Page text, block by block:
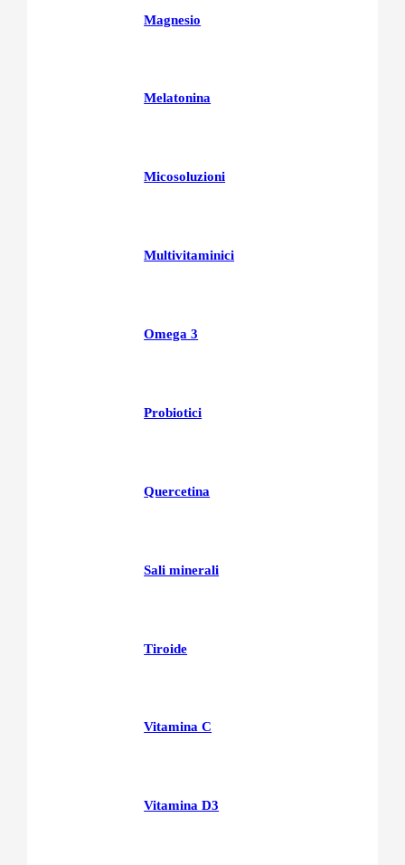
Magnesio
Melatonina
Micosoluzioni
Multivitaminici
Omega 3
Probiotici
Quercetina
Sali minerali
Tiroide
Vitamina C
Vitamina D3